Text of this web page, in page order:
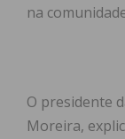
na
O presidente
Moreira,